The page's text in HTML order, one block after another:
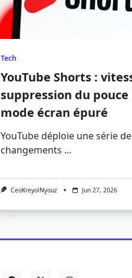
Tech
YouTube Shorts :
suppression du
mode écran épuré
YouTube déploie une série de
changements ...
CeoKreyolNyouz Jun 27, 2026